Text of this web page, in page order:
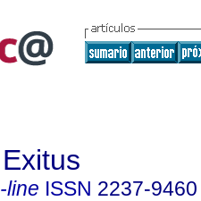
line ISSN 2237-9460